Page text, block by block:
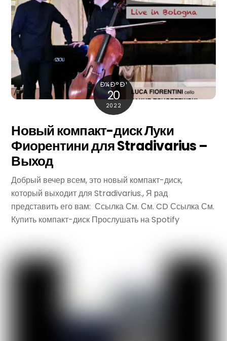
Ð¼Ð°Ð¹
20
2022
Новый компакт-диск Луки
Фиорентини для Stradivarius –
Выход
Добрый вечер всем, это новый компакт-диск,
который выходит для Stradivarius., Я рад
представить его вам: Ссылка См. См. CD Ссылка См.
Купить компакт-диск Прослушать на Spotify